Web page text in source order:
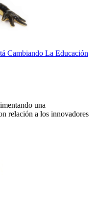
Cambiando La Educación
una
relación a los innovadores